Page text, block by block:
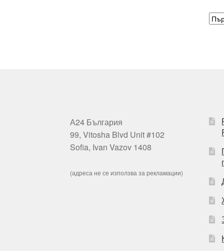
А24 България
99, Vitosha Blvd Unit #102
Sofia, Ivan Vazov 1408
(адреса не се използва за рекламации)